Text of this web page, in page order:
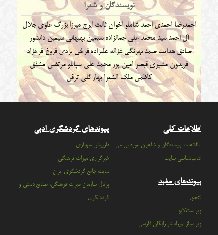
نویسندگان و شعرا
احمدرضا احمدیاحمد شاملو اخوان ثالثایرج میرزابزرگ علوی جلال
آل احمدسید محمد علی جمالزادهسیمین بهبهانیسیمین دانشور
صادق هدایتصمد بهرنگی غزاله علیزادهفرخی یزدی فروغ فرخزاد
فریدون مشیری قیصر امین پورمحمد علی سپانلومرتضی مشفق
کاظمی ملک الشعرا بهار گلی ترقی
اطلاعات کلی
اطلاعات نویسندگان و شاعران مورد بررسی
کتاب‌شناسی سایت
پیوندهای مفید
گنجور
ویراست‌لایو
ویراسباز: ویراستار رایگان فارسی
پیوندهای گردشگری ادبی
داریوش شهبازی
خبرگزاری میراث فرهنگی
سايت جامع گردشگري ايران
پرتال سازمان ميراث فرهنگي، صنايع دستي و
گردشگري